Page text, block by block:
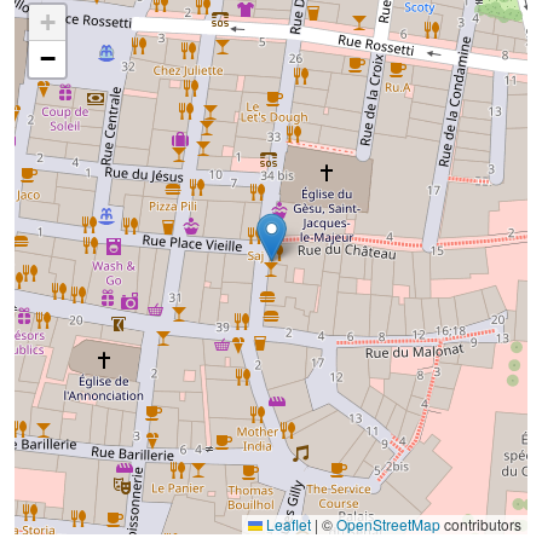
+
−
Leaflet | ©OpenStreetMapcontributors